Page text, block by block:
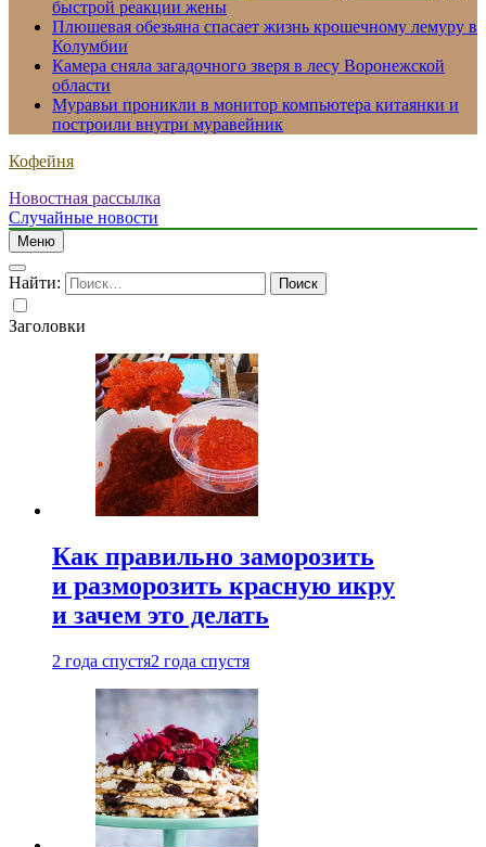
быстрой реакции жены
Плюшевая обезьяна спасает жизнь крошечному лемуру в
Колумбии
Камера сняла загадочного зверя в лесу Воронежской
области
Муравьи проникли в монитор компьютера китаянки и
построили внутри муравейник
Кофейня
Новостная рассылка
Случайные новости
Меню
Найти:
Заголовки
Как правильно заморозить
и разморозить красную икру
и зачем это делать
2 года спустя2 года спустя